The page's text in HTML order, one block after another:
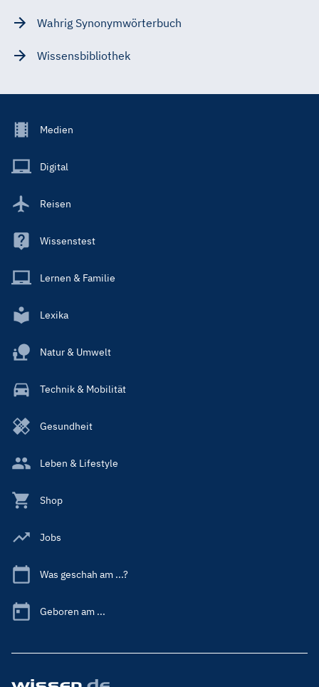
Wahrig Synonymwörterbuch
Wissensbibliothek
Footer
Main
Medien
Digital
Reisen
Wissenstest
Lernen & Familie
Lexika
Natur & Umwelt
Technik & Mobilität
Gesundheit
Leben & Lifestyle
Shop
Jobs
Was geschah am ...?
Geboren am ...